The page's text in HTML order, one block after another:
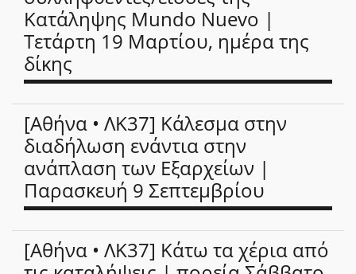
Κατάληψης Mundo Nuevo |
Τετάρτη 19 Μαρτίου, ημέρα της
δίκης
[Αθήνα • ΛΚ37] Κάλεσμα στην
διαδήλωση ενάντια στην
ανάπλαση των Εξαρχείων |
Παρασκευή 9 Σεπτεμβρίου
[Αθήνα • ΛΚ37] Κάτω τα χέρια από